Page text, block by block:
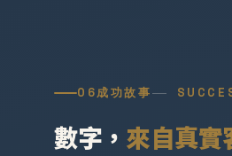
06成功故事
數字， 來自真實